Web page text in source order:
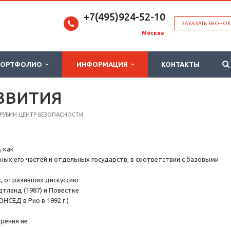
ЗАКАЗАТЬ ЗВОНОК
+7(495)924-52-10
Москва
ИНФОРМАЦИЯ КОНТАКТЫ
РУБИН ЦЕНТР БЕЗОПАСНОСТИ
как
его частей и отдельных государств; в соответствии с базовыми
отразивших дискуссию
(1987) и Повестке
в Рио в 1992 г.)
не